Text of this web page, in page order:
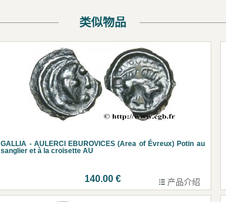
类似物品
GALLIA - AULERCI EBUROVICES (Area of Évreux) Potin au
sanglier et à la croisette AU
140.00 € 产品介绍